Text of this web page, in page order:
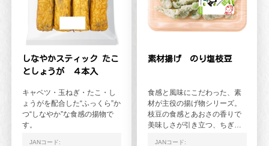
しなやかスティック たこ
としょうが ４本入
キャベツ・玉ねぎ・たこ・し
ょうがを配合した“ふっくら”か
つ“しなやか”な食感の揚物で
す。
JANコード:
素材揚げ のり塩枝豆
食感と風味にこだわった、素
材が主役の揚げ物シリーズ。
枝豆の食感とあおさの香りで
美味しさが引き立つ、ちぎり
JANコード: